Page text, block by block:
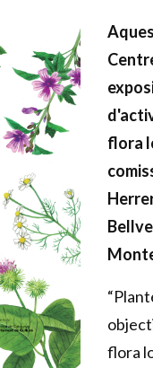
flora
flora